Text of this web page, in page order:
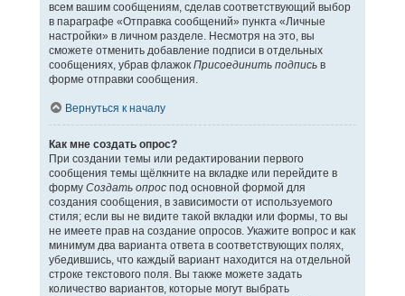
всем вашим сообщениям, сделав соответствующий выбор
в параграфе «Отправка сообщений» пункта «Личные
настройки» в личном разделе. Несмотря на это, вы
сможете отменить добавление подписи в отдельных
сообщениях, убрав флажок Присоединить подписьв
форме отправки сообщения.
Вернуться к началу
Как мне создать опрос?
При создании темы или редактировании первого
сообщения темы щёлкните на вкладке или перейдите в
форму Создать опроспод основной формой для
создания сообщения, в зависимости от используемого
стиля; если вы не видите такой вкладки или формы, то вы
не имеете прав на создание опросов. Укажите вопрос и как
минимум два варианта ответа в соответствующих полях,
убедившись, что каждый вариант находится на отдельной
строке текстового поля. Вы также можете задать
количество вариантов, которые могут выбрать